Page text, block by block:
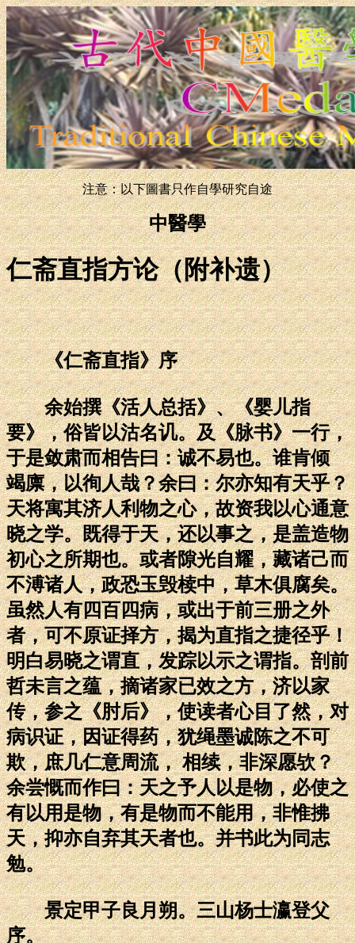
注意：以下圖書只作自學研究自途
中醫學
仁斋直指方论（附补遗）
《仁斋直指》序
余始撰《活人总括》、《婴儿指
要》，俗皆以沽名讥。及《脉书》一行，
于是敛肃而相告曰：诚不易也。谁肯倾
竭廪，以徇人哉？余曰：尔亦知有天乎？
天将寓其济人利物之心，故资我以心通意
晓之学。既得于天，还以事之，是盖造物
初心之所期也。或者隙光自耀，藏诸己而
不溥诸人，政恐玉毁椟中，草木俱腐矣。
虽然人有四百四病，或出于前三册之外
者，可不原证择方，揭为直指之捷径乎！
明白易晓之谓直，发踪以示之谓指。剖前
哲未言之蕴，摘诸家已效之方，济以家
传，参之《肘后》，使读者心目了然，对
病识证，因证得药，犹绳墨诚陈之不可
欺，庶几仁意周流， 相续，非深愿欤？
余尝慨而作曰：天之予人以是物，必使之
有以用是物，有是物而不能用，非惟拂
天，抑亦自弃其天者也。并书此为同志
勉。
景定甲子良月朔。三山杨士瀛登父
序。